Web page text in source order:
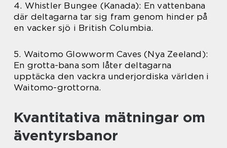
4. Whistler Bungee (Kanada): En vattenbana
där deltagarna tar sig fram genom hinder på
en vacker sjö i British Columbia.
5. Waitomo Glowworm Caves (Nya Zeeland):
En grotta-bana som låter deltagarna
upptäcka den vackra underjordiska världen i
Waitomo-grottorna.
Kvantitativa mätningar om
äventyrsbanor